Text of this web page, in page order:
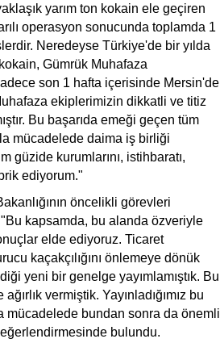
yarım ton kokain ele geçiren
operasyon sonucunda toplamda 1
Neredeyse Türkiye'de bir yılda
Gümrük Muhafaza
son 1 hafta içerisinde Mersin'de
ekiplerimizin dikkatli ve titiz
Bu başarıda emeği geçen tüm
mücadelede daima iş birliği
güzide kurumlarını, istihbaratı,
ediyorum."
öncelikli görevleri
kapsamda, bu alanda özveriyle
elde ediyoruz. Ticaret
kaçakçılığını önlemeye dönük
yeni bir genelge yayımlamıştık. Bu
vermiştik. Yayınladığımız bu
mücadelede bundan sonra da önemli
bulundu.